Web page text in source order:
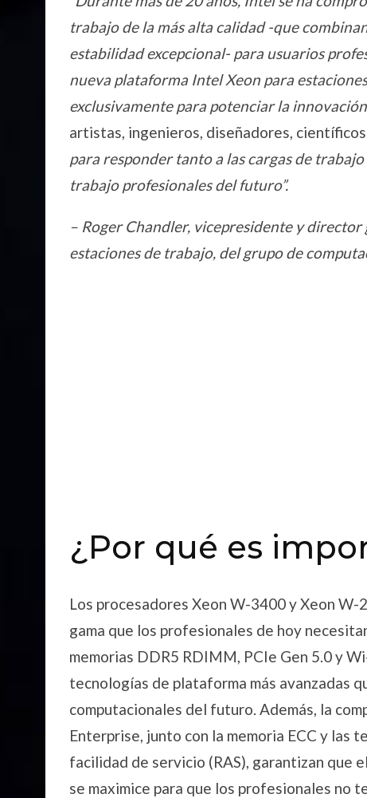
trabajo de la más alta calidad -que
estabilidad excepcional- para usuarios
nueva plataforma Intel Xeon para
exclusivamente para potenciar la
artistas, ingenieros, diseñadores,
para responder tanto a las cargas de
trabajo profesionales del futuro”.
– Roger Chandler, vicepresidente y
estaciones de trabajo, del grupo de
¿Por qué es
Los procesadores Xeon W-3400 y Xeon
gama que los profesionales de hoy
memorias DDR5 RDIMM, PCIe Gen 5.0 y
tecnologías de plataforma más avanzadas
computacionales del futuro. Además, la
Enterprise, junto con la memoria ECC y las
facilidad de servicio (RAS), garantizan que
se maximice para que los profesionales no